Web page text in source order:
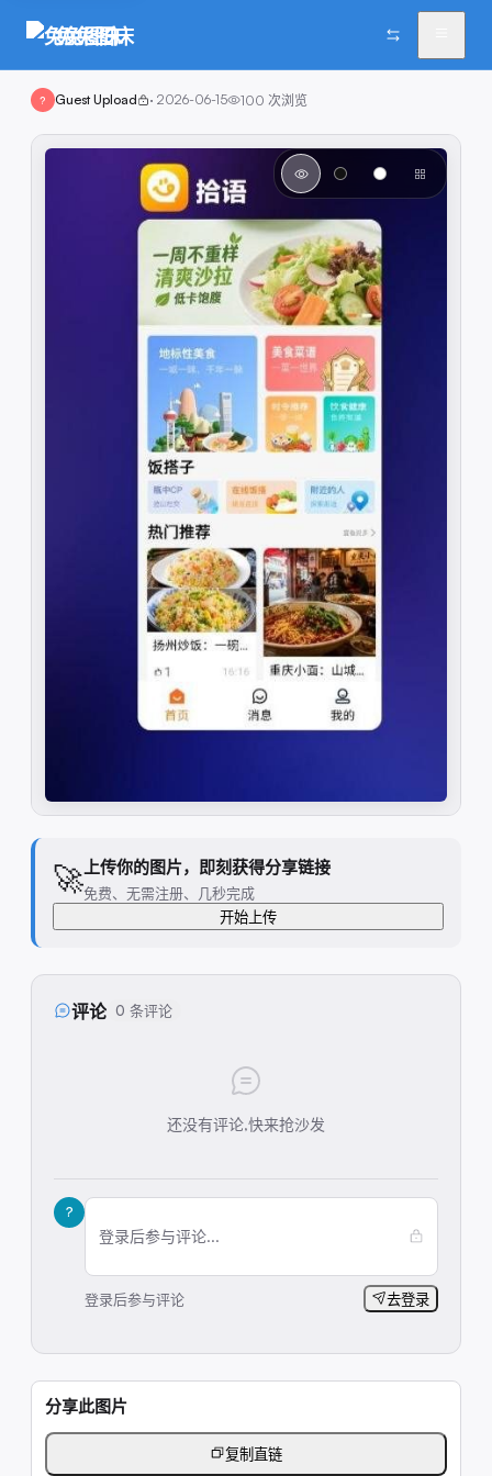
兔兔图床
? Guest Upload · 2026-06-15 100 次浏览
🚀上传你的图片，即刻获得分享链接
免费、无需注册、几秒完成
开始上传
评论 0 条评论
还没有评论,快来抢沙发
?
登录后参与评论...
登录后参与评论 去登录
分享此图片
复制直链